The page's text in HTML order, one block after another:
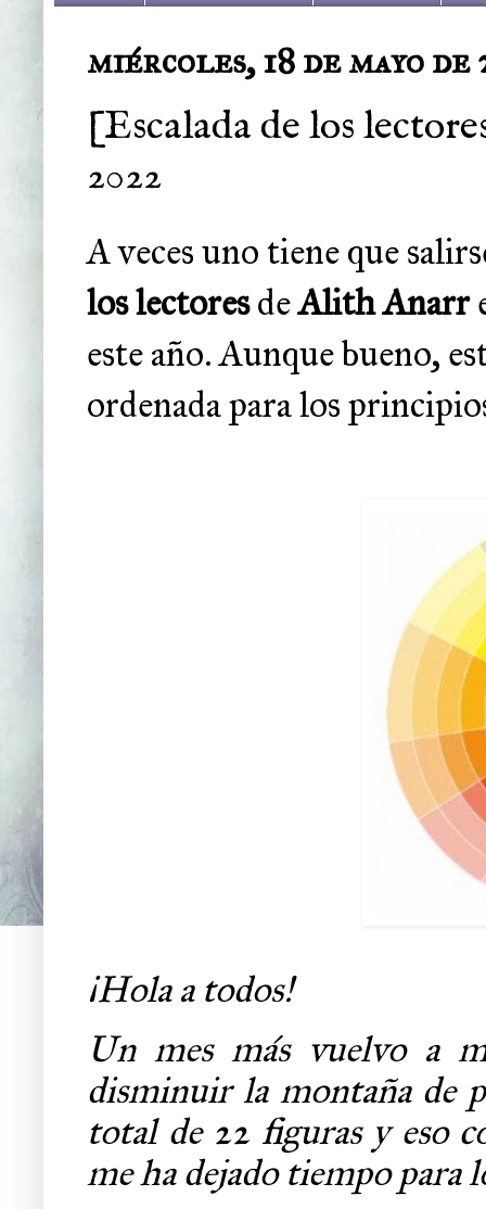
miércoles, 18 de mayo de
[Escalada de los
2022
A veces uno tiene que
los lectoresdeAlith Anarr
este año. Aunque bueno,
ordenada para los
¡Hola a todos!
Un mes más vuelvo a
disminuir la montaña de
total de 22 figuras y eso
me ha dejado tiempo para